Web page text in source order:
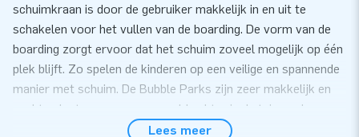
schuimkraan is door de gebruiker makkelijk in en uit te
schakelen voor het vullen van de boarding. De vorm van de
boarding zorgt ervoor dat het schuim zoveel mogelijk op één
plek blijft. Zo spelen de kinderen op een veilige en spannende
manier met schuim. De Bubble Parks zijn zeer makkelijk en
snel te plaatsen op een grasveld achter in de tuin en daarom
ook uitermate geschikt voor kinderfeestjes.
Lees meer